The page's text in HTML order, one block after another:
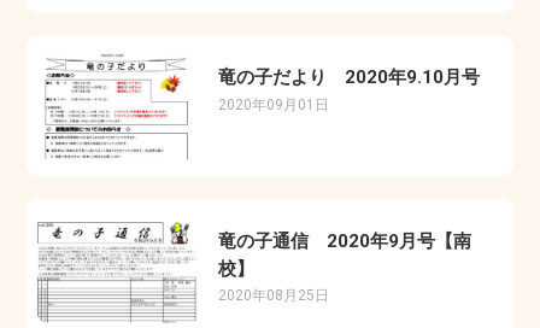
竜の子だより 2020年9.10月号
2020年09月01日
竜の子通信 2020年9月号【南
校】
2020年08月25日